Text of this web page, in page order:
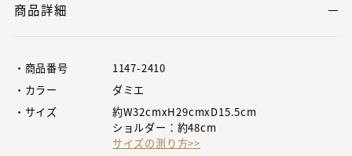
商品詳細
・商品番号
1147-2410
・カラー
ダミエ
・サイズ
約W32cmxH29cmxD15.5cm
ショルダー：約48cm
サイズの測り方>>